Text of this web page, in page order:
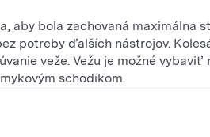
aby bola zachovaná maximálna
potreby ďalších nástrojov.
veže. Vežu je možné vybaviť
schodíkom.